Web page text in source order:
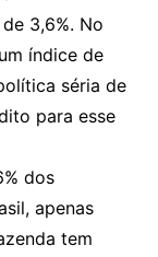
3,6%. No
índice de
séria de
para esse
dos
apenas
tem